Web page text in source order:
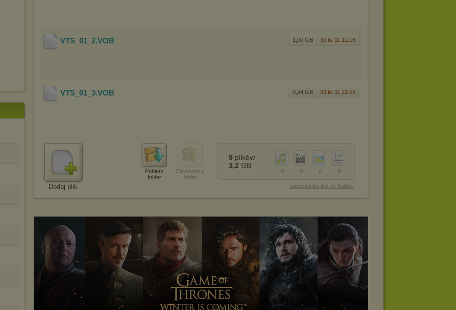
1,00 GB 30 lis 11 12:16
VTS_01_2.VOB
0,94 GB 29 lis 11 21:52
VTS_01_3.VOB
Dodaj plik
Pobierz
folder
Zachomikuj
folder
0
0
0
0
9 plików
3,2 GB
bezpośredni link do folderu